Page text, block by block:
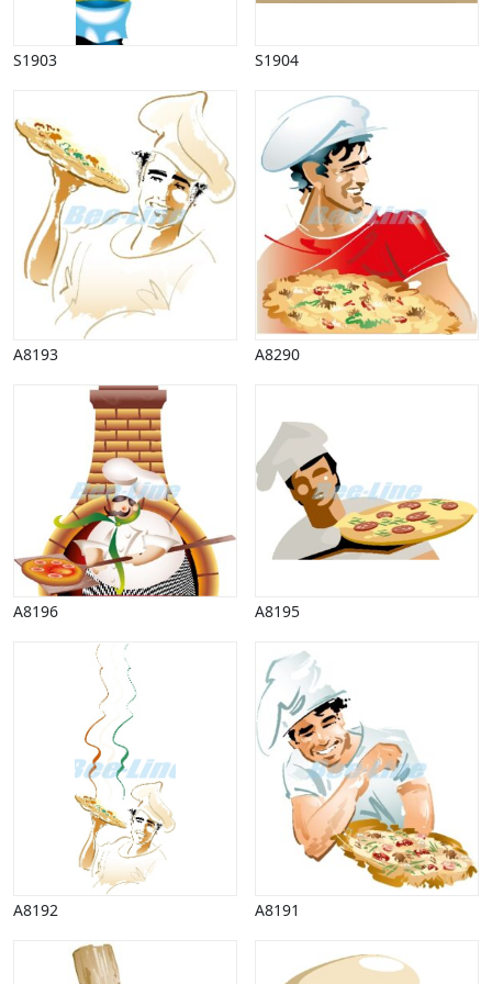
Påske
Penge, finans
Piktogrammer
Politik, arbejdsmarked
Restauration, hotel
Scenarier
Skibe, både, søfart
Sommer
Spil
Sport
Spots
Stjernetegn, astrologi
Sundhed, sygdom
Trafik, færdsel
Uddannelse
Udsalg og andre begreber
Underholdning, kultur
Vinter
S1903 S1904
A8193 A8290
A8196 A8195
A8192 A8191